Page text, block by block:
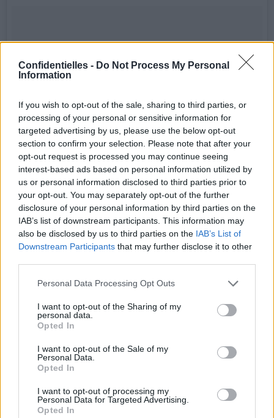
Confidentielles - Do Not Process My Personal
Information
If you wish to opt-out of the sale, sharing to third parties, or
processing of your personal or sensitive information for
targeted advertising by us, please use the below opt-out
section to confirm your selection. Please note that after your
opt-out request is processed you may continue seeing
interest-based ads based on personal information utilized by
us or personal information disclosed to third parties prior to
your opt-out. You may separately opt-out of the further
disclosure of your personal information by third parties on the
IAB’s list of downstream participants. This information may
also be disclosed by us to third parties on the IAB’s List of
Downstream Participants that may further disclose it to other
Personal Data Processing Opt Outs
I want to opt-out of the Sharing of my
personal data.
Opted In
I want to opt-out of the Sale of my
Personal Data.
Opted In
I want to opt-out of processing my
Personal Data for Targeted Advertising.
Opted In
Y O U 💛
Ils ont même des projets professionnels ensemble !